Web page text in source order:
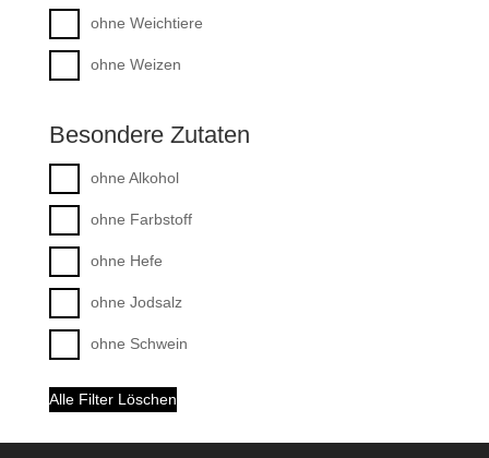
ohne Weichtiere
ohne Weizen
Besondere Zutaten
ohne Alkohol
ohne Farbstoff
ohne Hefe
ohne Jodsalz
ohne Schwein
Alle Filter Löschen